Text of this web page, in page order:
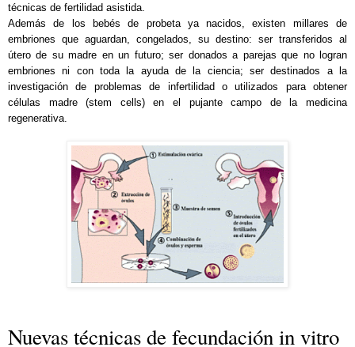
técnicas de fertilidad asistida.
Además de los bebés de probeta ya nacidos, existen millares de
embriones que aguardan, congelados, su destino: ser transferidos al
útero de su madre en un futuro; ser donados a parejas que no logran
embriones ni con toda la ayuda de la ciencia; ser destinados a la
investigación de problemas de infertilidad o utilizados para obtener
células madre (stem cells) en el pujante campo de la medicina
regenerativa.
Nuevas técnicas de fecundación in vitro